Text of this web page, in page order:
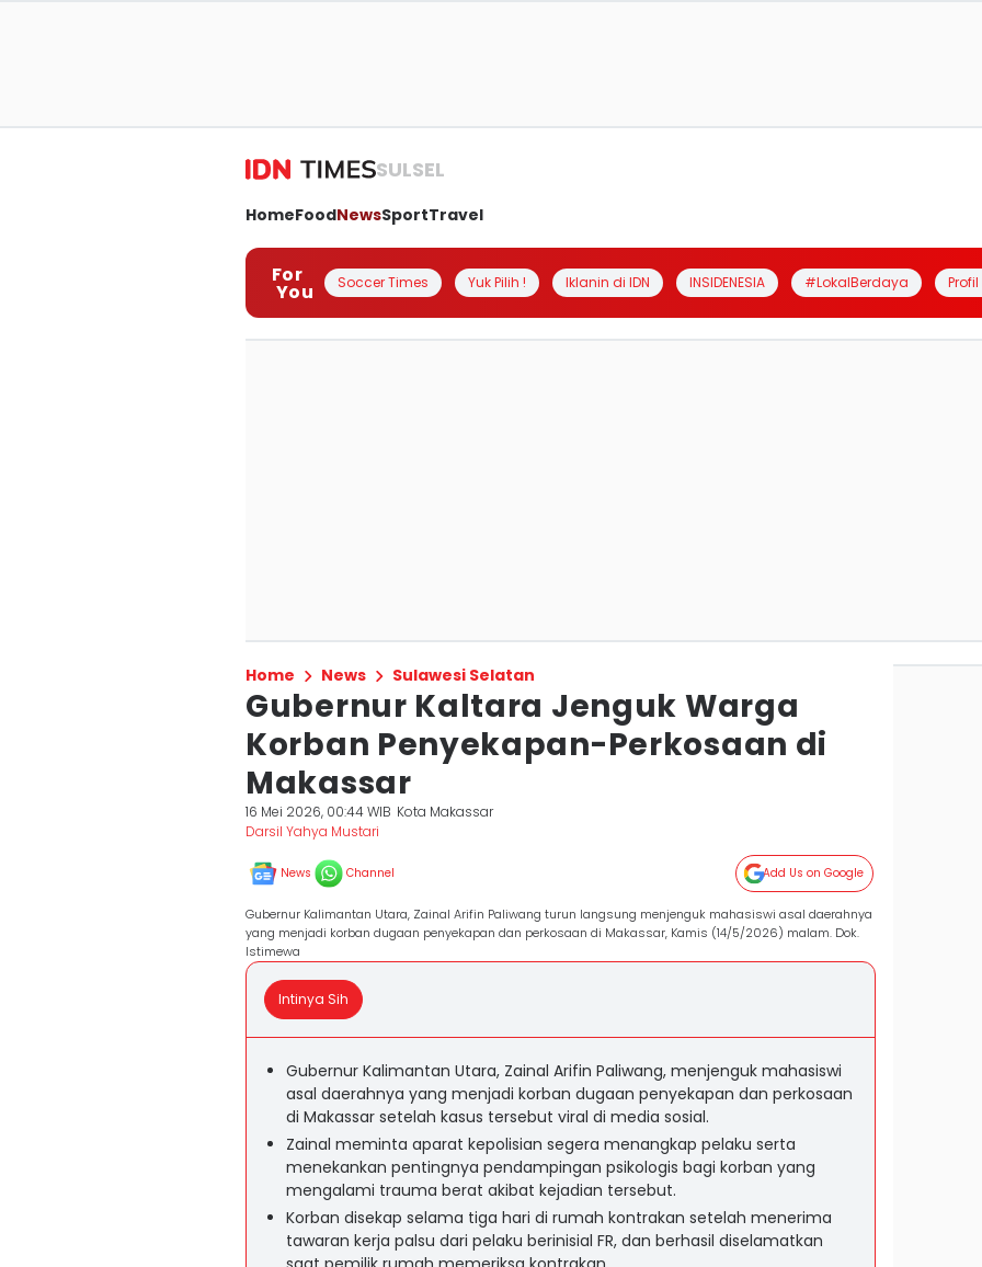
SULSEL
HomeFoodNewsSportTravel
For
You Soccer Times Yuk Pilih ! Iklanin di IDN INSIDENESIA #LokalBerdaya
Home News Sulawesi Selatan
Gubernur Kaltara Jenguk Warga
Korban Penyekapan-Perkosaan di
Makassar
16 Mei 2026, 00:44 WIB Kota Makassar
Darsil Yahya Mustari
News Channel Add Us on Google
Gubernur Kalimantan Utara, Zainal Arifin Paliwang turun langsung menjenguk mahasiswi asal daerahnya
yang menjadi korban dugaan penyekapan dan perkosaan di Makassar, Kamis (14/5/2026) malam. Dok.
Istimewa
Intinya Sih
Gubernur Kalimantan Utara, Zainal Arifin Paliwang, menjenguk mahasiswi
asal daerahnya yang menjadi korban dugaan penyekapan dan perkosaan
di Makassar setelah kasus tersebut viral di media sosial.
Zainal meminta aparat kepolisian segera menangkap pelaku serta
menekankan pentingnya pendampingan psikologis bagi korban yang
mengalami trauma berat akibat kejadian tersebut.
Korban disekap selama tiga hari di rumah kontrakan setelah menerima
tawaran kerja palsu dari pelaku berinisial FR, dan berhasil diselamatkan